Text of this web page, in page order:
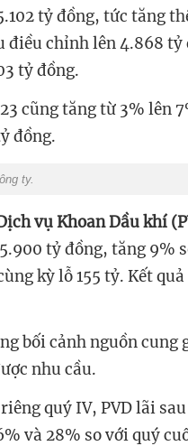
tỷ đồng, tức tăng
điều chỉnh lên 4.868 tỷ
tỷ đồng.
cũng tăng từ 3% lên
đồng.
ty.
vụ Khoan Dầu khí
tỷ đồng, tăng 9%
kỳ lỗ 155 tỷ. Kết
bối cảnh nguồn
nhu cầu.
quý IV, PVD lãi
và 28% so với quý